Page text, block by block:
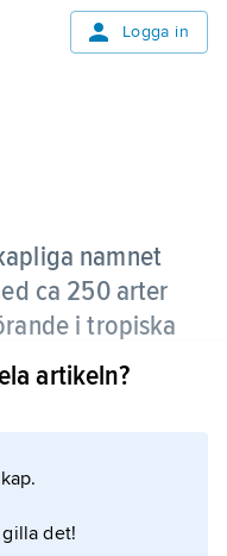
Logga in
namnet
ca 250 arter
i tropiska
och Asien.
eller blå stora
arter
artikeln?
det!